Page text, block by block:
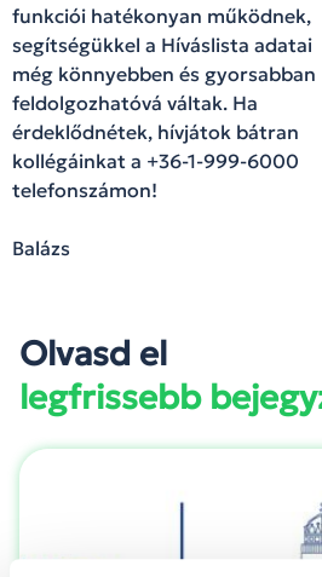
funkciói hatékonyan működnek,
segítségükkel a Híváslista adatai
még könnyebben és gyorsabban
feldolgozhatóvá váltak. Ha
érdeklődnétek, hívjátok bátran
kollégáinkat a +36-1-999-6000
telefonszámon!
Balázs
Olvasd el
legfrissebb